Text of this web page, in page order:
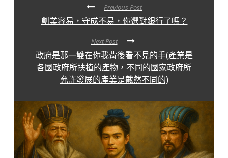
Previous Post
創業容易，守成不易，你選對銀行了嗎？
Next Post
政府是那一雙在你我背後看不見的手(產業是
各國政府所扶植的產物，不同的國家政府所
允許發展的產業是截然不同的)